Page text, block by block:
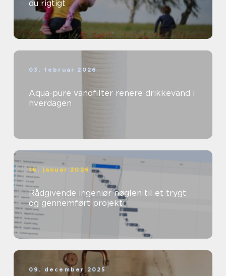
du rigtigt
03. februar 2026
Aqua-pure vandfilter renere drikkevand i
hverdagen
16. januar 2026
Rådgivende ingeniør nøglen til et trygt
og gennemført projekt
09. december 2025